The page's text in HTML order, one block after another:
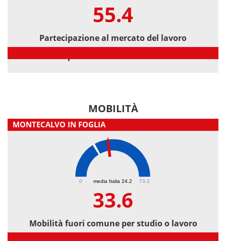
55.4
Partecipazione al mercato del lavoro
MOBILITÀ
MONTECALVO IN FOGLIA
media Italia 24.2
0 73.2
33.6
Mobilità fuori comune per studio o lavoro